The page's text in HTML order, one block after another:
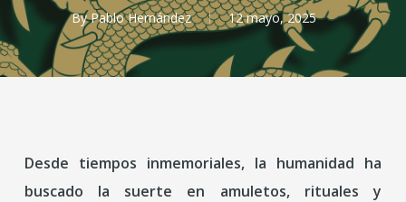
By Pablo Hernández 12 mayo, 2025
Desde tiempos inmemoriales, la humanidad ha
buscado la suerte en amuletos, rituales y